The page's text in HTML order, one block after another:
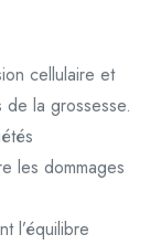
cellulaire et
de la grossesse.
les dommages
l’équilibre